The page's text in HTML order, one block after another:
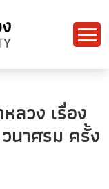
ลวง เรื่อง
นาศรม ครั้ง